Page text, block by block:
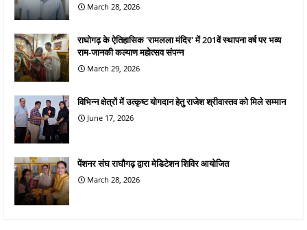
March 28, 2026
राघोगढ़ के ऐतिहासिक 'रामलला मंदिर' में 201वें स्थापना वर्ष पर भव्य
राम-जानकी कल्याण महोत्सव संपन्न
March 29, 2026
विभिन्न क्षेत्रों में उत्कृष्ट योगदान हेतु राजेश श्रीवास्तव को मिले सम्मान
June 17, 2026
पेंशनर संघ राघौगढ़ द्वारा मेडिटेशन शिविर आयोजित
March 28, 2026